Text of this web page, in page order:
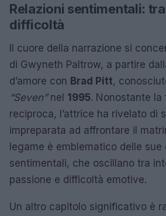
Relazioni sentimentali:
difficoltà
Il cuore della narrazione si
di Gwyneth Paltrow, a partire
d’amore con Brad Pitt,
“Seven”nel 1995. Nonostante
reciproca, l’attrice ha rivelato di
impreparata ad affrontare il
legame è emblematico delle sue
sentimentali, che oscillano tra
passione e difficoltà emotive.
Un altro capitolo significativo è